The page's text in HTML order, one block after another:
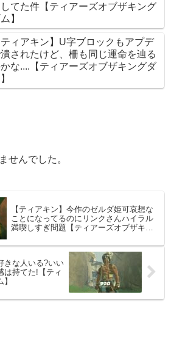
てた件【ティアーズオブザキング
】
ティアキン】U字ブロックもアプデ
されたけど、柵も同じ運命を辿る
な....【ティアーズオブザキングダ
せんでした。
【ティアキン】今作のゼルダ姫可哀想な
ことになってるのにリンクさんハイラル
満喫しすぎ問題【ティアーズオブザキン
きな人いる?いい
は持てた!【ティ